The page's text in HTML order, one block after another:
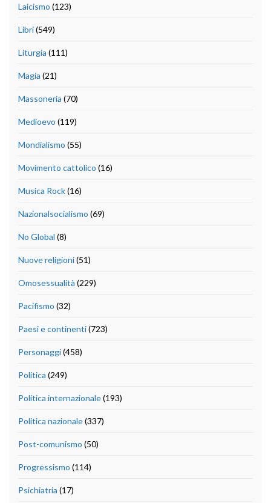
Laicismo (123)
Libri(549)
Liturgia (111)
Magia (21)
Massoneria (70)
Medioevo (119)
Mondialismo (55)
Movimento cattolico (16)
Musica Rock(16)
Nazionalsocialismo (69)
No Global (8)
Nuove religioni(51)
Omosessualità (229)
Pacifismo (32)
Paesi e continenti(723)
Personaggi(458)
Politica (249)
Politica internazionale(193)
Politica nazionale(337)
Post-comunismo (50)
Progressismo (114)
Psichiatria (17)